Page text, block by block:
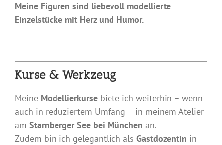
Meine Figuren sind liebevoll modellierte
Einzelstücke mit Herz und Humor.
Kurse & Werkzeug
Meine Modellierkursebiete ich weiterhin – wenn
auch in reduziertem Umfang – in meinem Atelier
am Starnberger See bei München an.
Zudem bin ich gelegantlich als Gastdozentin in